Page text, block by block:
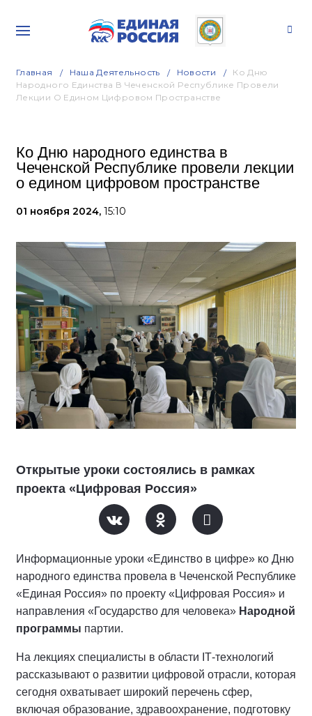
Главная Наша Деятельность Новости
Ко Дню
Народного Единства В Чеченской Республике Провели
Лекции О Едином Цифровом Пространстве
Ко Дню народного единства в
Чеченской Республике провели лекции
о едином цифровом пространстве
01 ноября 2024, 15:10
Открытые уроки состоялись в рамках
проекта «Цифровая Россия»
Информационные уроки «Единство в цифре» ко Дню
народного единства провела в Чеченской Республике
«Единая Россия» по проекту «Цифровая Россия» и
направления «Государство для человека» Народной
программы партии.
На лекциях специалисты в области IТ-технологий
рассказывают о развитии цифровой отрасли, которая
сегодня охватывает широкий перечень сфер,
включая образование, здравоохранение, подготовку